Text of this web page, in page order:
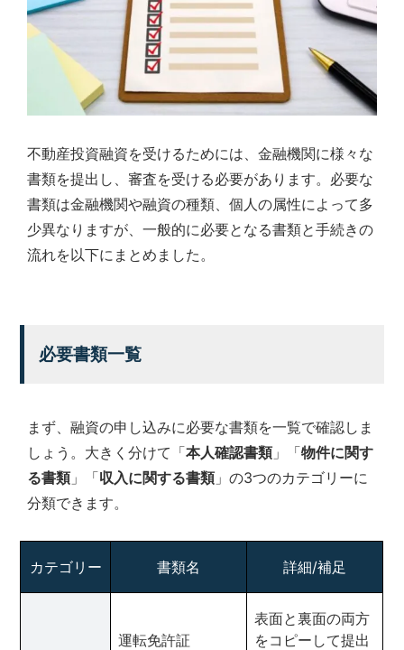
不動産投資融資を受けるためには、金融機関に様々な
書類を提出し、審査を受ける必要があります。必要な
書類は金融機関や融資の種類、個人の属性によって多
少異なりますが、一般的に必要となる書類と手続きの
流れを以下にまとめました。
必要書類一覧
まず、融資の申し込みに必要な書類を一覧で確認しま
しょう。大きく分けて「本人確認書類」「物件に関す
る書類」「収入に関する書類」の3つのカテゴリーに
分類できます。
カテゴリー 書類名 詳細/補足
運転免許証
表面と裏面の両方
をコピーして提出